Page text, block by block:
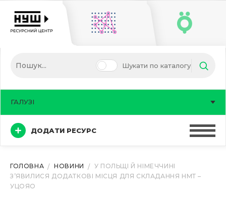
Шукати по каталогу
ДОДАТИ РЕСУРС
ГАЛУЗІ
ГОЛОВНА НОВИНИ
У ПОЛЬЩІ Й НІМЕЧЧИНІ
З’ЯВИЛИСЯ ДОДАТКОВІ МІСЦЯ ДЛЯ СКЛАДАННЯ НМТ –
УЦОЯО